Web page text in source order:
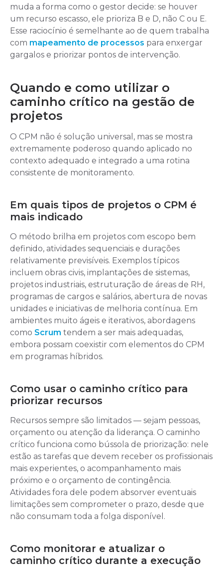
muda a forma como o gestor decide: se houver
um recurso escasso, ele prioriza B e D, não C ou E.
Esse raciocínio é semelhante ao de quem trabalha
com mapeamento de processos para enxergar
gargalos e priorizar pontos de intervenção.
Quando e como utilizar o
caminho crítico na gestão de
projetos
O CPM não é solução universal, mas se mostra
extremamente poderoso quando aplicado no
contexto adequado e integrado a uma rotina
consistente de monitoramento.
Em quais tipos de projetos o CPM é
mais indicado
O método brilha em projetos com escopo bem
definido, atividades sequenciais e durações
relativamente previsíveis. Exemplos típicos
incluem obras civis, implantações de sistemas,
projetos industriais, estruturação de áreas de RH,
programas de cargos e salários, abertura de novas
unidades e iniciativas de melhoria contínua. Em
ambientes muito ágeis e iterativos, abordagens
como Scrum tendem a ser mais adequadas,
embora possam coexistir com elementos do CPM
em programas híbridos.
Como usar o caminho crítico para
priorizar recursos
Recursos sempre são limitados — sejam pessoas,
orçamento ou atenção da liderança. O caminho
crítico funciona como bússola de priorização: nele
estão as tarefas que devem receber os profissionais
mais experientes, o acompanhamento mais
próximo e o orçamento de contingência.
Atividades fora dele podem absorver eventuais
limitações sem comprometer o prazo, desde que
não consumam toda a folga disponível.
Como monitorar e atualizar o
caminho crítico durante a execução